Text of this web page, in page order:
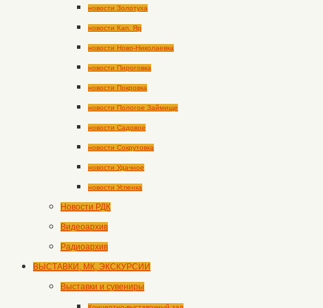
новости Золотуха
новости Кап. Яр
новости Ново-Николаевка
новости Пироговка
новости Покровка
новости Пологое Займище
новости Садовое
новости Сокрутовка
новости Удачное
новости Успенка
Новости РДК
Видеоархив
Радиоархив
ВЫСТАВКИ, МК, ЭКСКУРСИИ
Выставки и сувениры